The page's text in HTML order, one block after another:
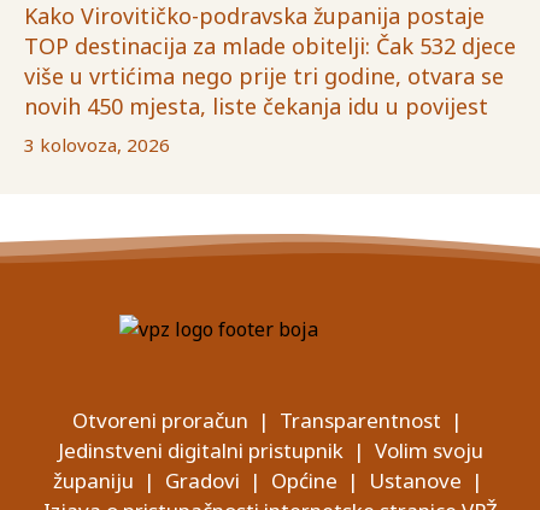
Kako Virovitičko-podravska županija postaje
TOP destinacija za mlade obitelji: Čak 532 djece
više u vrtićima nego prije tri godine, otvara se
novih 450 mjesta, liste čekanja idu u povijest
3 kolovoza, 2026
Otvoreni proračun | Transparentnost |
Jedinstveni digitalni pristupnik| Volim svoju
županiju | Gradovi | Općine | Ustanove |